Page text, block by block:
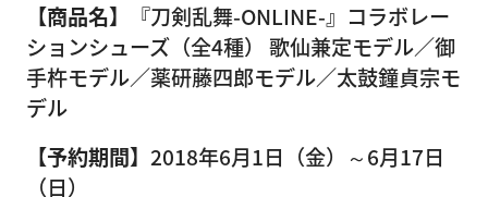
【商品名】
『刀剣乱舞-ONLINE-』コラボレー
ションシューズ（全4種） 歌仙兼定モデル／御
手杵モデル／薬研藤四郎モデル／太鼓鐘貞宗モ
デル
【予約期間】 2018年6月1日（金）～6月17日
（日）